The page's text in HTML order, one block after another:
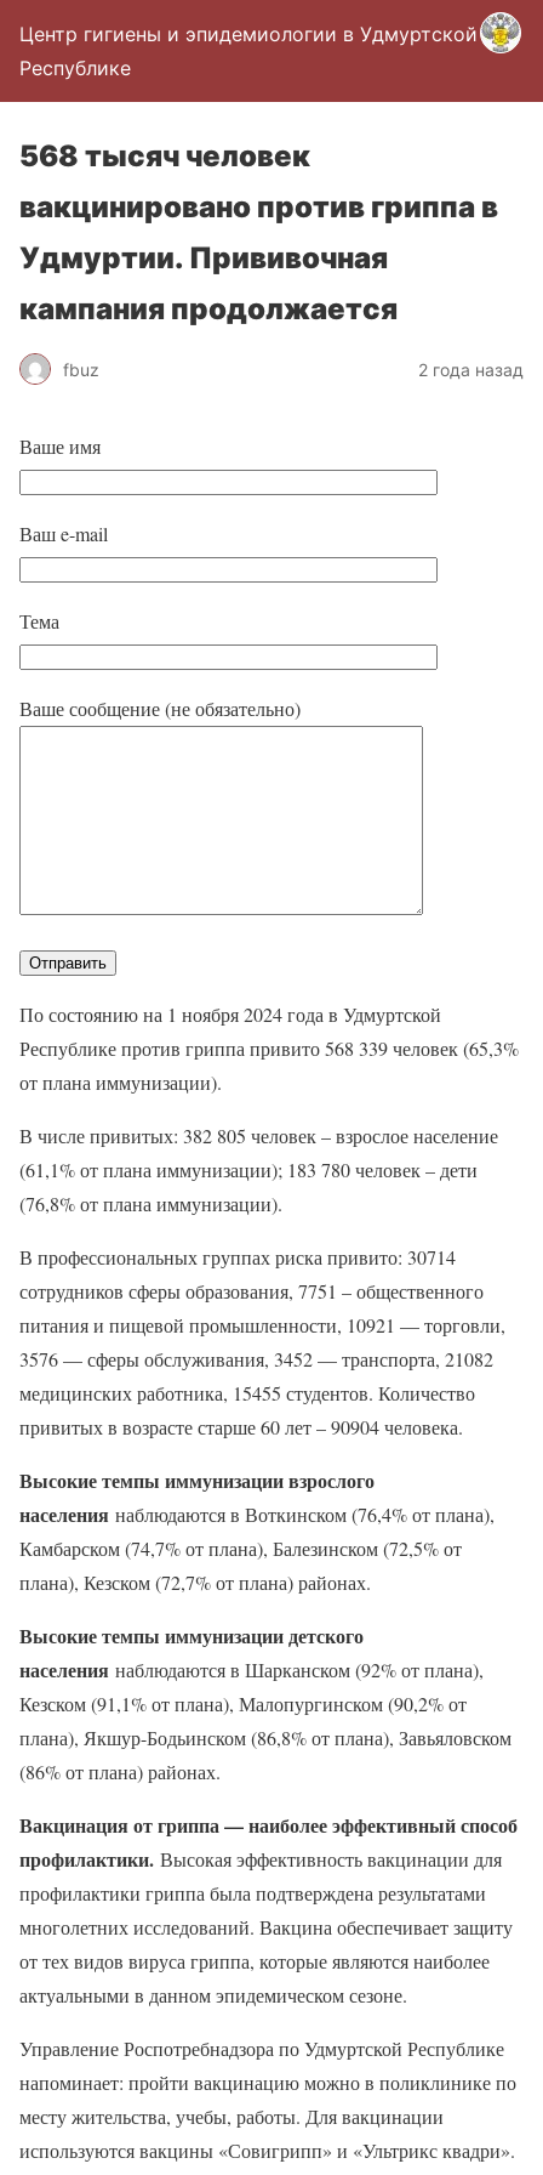
Центр гигиены и эпидемиологии в Удмуртской
Республике
568 тысяч человек
вакцинировано против гриппа в
Удмуртии. Прививочная
кампания продолжается
fbuz 2 года назад
Ваше имя
Ваш e-mail
Тема
Ваше сообщение (не обязательно)
По состоянию на 1 ноября 2024 года в Удмуртской
Республике против гриппа привито 568 339 человек (65,3%
от плана иммунизации).
В числе привитых: 382 805 человек – взрослое население
(61,1% от плана иммунизации); 183 780 человек – дети
(76,8% от плана иммунизации).
В профессиональных группах риска привито: 30714
сотрудников сферы образования, 7751 – общественного
питания и пищевой промышленности, 10921 — торговли,
3576 — сферы обслуживания, 3452 — транспорта, 21082
медицинских работника, 15455 студентов. Количество
привитых в возрасте старше 60 лет – 90904 человека.
Высокие темпы иммунизации взрослого
населения наблюдаются в Воткинском (76,4% от плана),
Камбарском (74,7% от плана), Балезинском (72,5% от
плана), Кезском (72,7% от плана) районах.
Высокие темпы иммунизации детского
населения наблюдаются в Шарканском (92% от плана),
Кезском (91,1% от плана), Малопургинском (90,2% от
плана), Якшур-Бодьинском (86,8% от плана), Завьяловском
(86% от плана) районах.
Вакцинация от гриппа — наиболее эффективный способ
профилактики. Высокая эффективность вакцинации для
профилактики гриппа была подтверждена результатами
многолетних исследований. Вакцина обеспечивает защиту
от тех видов вируса гриппа, которые являются наиболее
актуальными в данном эпидемическом сезоне.
Управление Роспотребнадзора по Удмуртской Республике
напоминает: пройти вакцинацию можно в поликлинике по
месту жительства, учебы, работы. Для вакцинации
используются вакцины «Совигрипп» и «Ультрикс квадри».